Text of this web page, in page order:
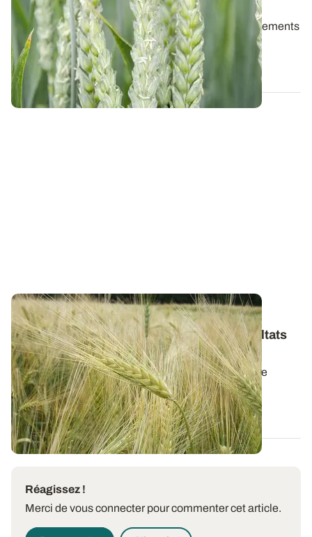
2026
Retrouvez la synthèse des résultats variétés et traitements
de semences en blé tendre d...
06 AOÛT 2026
PAYS DE LA LOIRE
Variétés d’orge d’hiver : les premiers résultats
2026
Retrouvez la synthèse des résultats variétés en orge
d’hiver pour la récolte 2026.
06 AOÛT 2026
Réagissez !
Merci de vous connecter pour commenter cet article.